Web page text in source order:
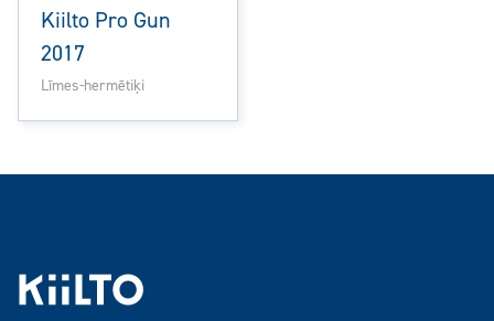
Kiilto Pro Gun
2017
Līmes-hermētiķi